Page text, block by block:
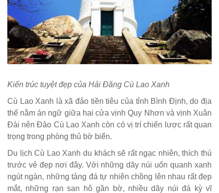
Kiến trúc tuyệt đẹp của Hải Đăng Cù Lao Xanh
Cù Lao Xanh là xã đảo tiền tiêu của tỉnh Bình Định, do địa
thế nằm án ngữ giữa hai cửa vịnh Quy Nhơn và vịnh Xuân
Đài nên Đảo Cù Lao Xanh còn có vị trí chiến lược rất quan
trọng trong phòng thủ bờ biển.
Du lịch Cù Lao Xanh du khách sẽ rất ngạc nhiên, thích thú
trước vẻ đẹp nơi đây. Với những dãy núi uốn quanh xanh
ngút ngàn, những tảng đá tự nhiên chồng lên nhau rất đẹp
mắt, những rạn san hô gần bờ, nhiều dãy núi đá kỳ vĩ